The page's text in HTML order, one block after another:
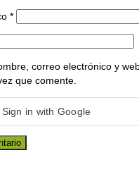
*
correo electrónico y
que comente.
Sign in with Google